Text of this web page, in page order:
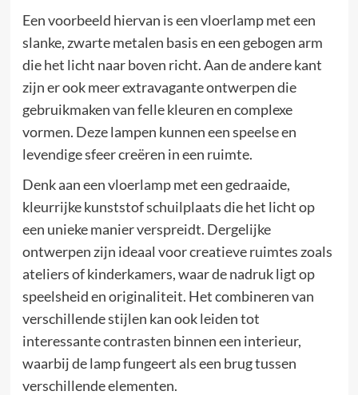
Een voorbeeld hiervan is een vloerlamp met een
slanke, zwarte metalen basis en een gebogen arm
die het licht naar boven richt. Aan de andere kant
zijn er ook meer extravagante ontwerpen die
gebruikmaken van felle kleuren en complexe
vormen. Deze lampen kunnen een speelse en
levendige sfeer creëren in een ruimte.
Denk aan een vloerlamp met een gedraaide,
kleurrijke kunststof schuilplaats die het licht op
een unieke manier verspreidt. Dergelijke
ontwerpen zijn ideaal voor creatieve ruimtes zoals
ateliers of kinderkamers, waar de nadruk ligt op
speelsheid en originaliteit. Het combineren van
verschillende stijlen kan ook leiden tot
interessante contrasten binnen een interieur,
waarbij de lamp fungeert als een brug tussen
verschillende elementen.